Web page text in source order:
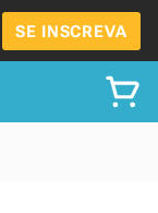
SE INSCREVA